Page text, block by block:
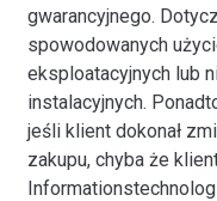
gwarancyjnego.
spowodowanych
eksploatacyjnych lub
instalacyjnych.
jeśli klient dokonał
zakupu, chyba że